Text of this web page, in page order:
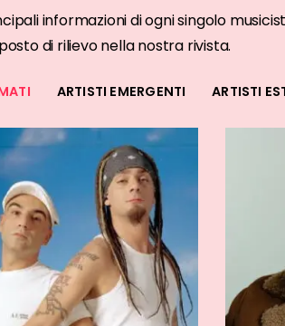
informazioni di ogni singolo
di rilievo nella nostra rivista.
ARTISTI EMERGENTI ARTISTI
Marracash
ARTISTI AFFERMATI
Rondodasosa